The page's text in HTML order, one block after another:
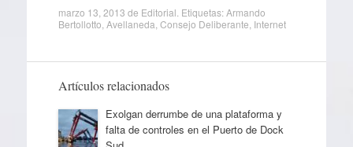
marzo 13, 2013 de Editorial . Etiquetas:Armando
Bertollotto Avellaneda Consejo Deliberante Internet
Artículos relacionados
Exolgan derrumbe de una plataforma y
falta de controles en el Puerto de Dock